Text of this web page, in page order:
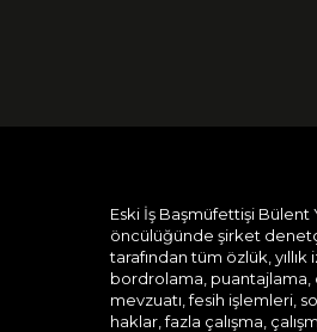
Eski İş Başmüfettişi Bülent
öncülüğünde şirket
tarafından tüm özlük, yıllık
bordrolama, puantajlama,
mevzuatı, fesih işlemleri,
haklar, fazla çalışma,